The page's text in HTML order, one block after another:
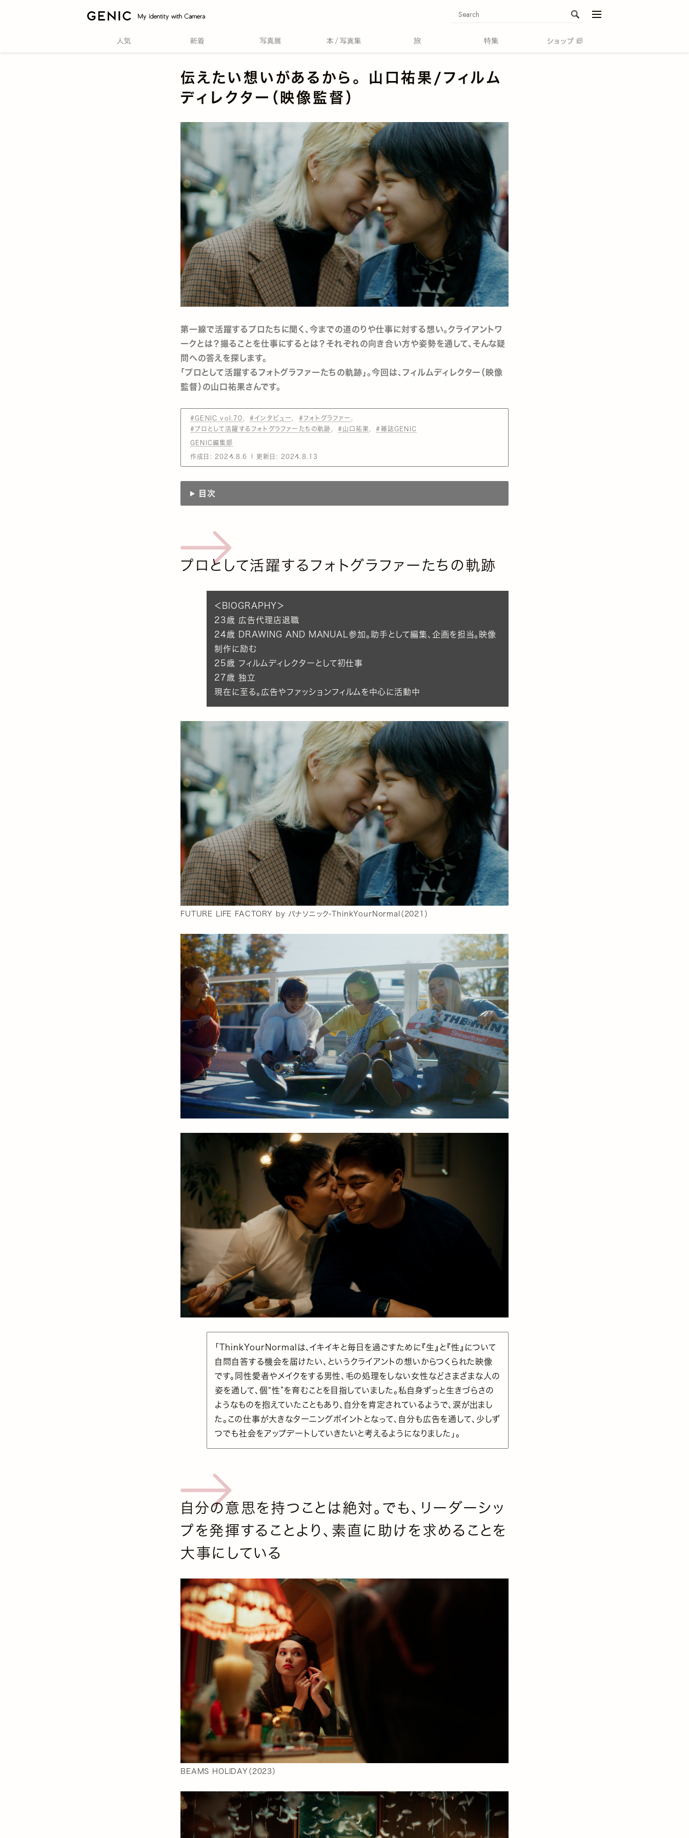
伝えたい想いがあるから。 山口祐果/フィルム
ディレクター（映像監督）
第一線で活躍するプロたちに聞く、今までの道のりや仕事に対する想い。クライアントワ
ークとは？撮ることを仕事にするとは？それぞれの向き合い方や姿勢を通して、そんな疑
問への答えを探します。
「プロとして活躍するフォトグラファーたちの軌跡」。今回は、フィルムディレクター（映像
監督）の山口祐果さんです。
#GENIC vol.70 #インタビュー
#フォトグラファー
#プロとして活躍するフォトグラファーたちの軌跡
#山口祐果 #雑誌GENIC
GENIC編集部
作成日: 2024.8.6 更新日: 2024.8.13
目次
プロとして活躍するフォトグラファーたちの軌跡
＜BIOGRAPHY＞
23歳 広告代理店退職
24歳 DRAWING AND MANUAL参加。助手として編集、企画を担当。映像
制作に励む
25歳 フィルムディレクターとして初仕事
27歳 独立
現在に至る。広告やファッションフィルムを中心に活動中
FUTURE LIFE FACTORY by パナソニック-ThinkYourNormal（2021）
「ThinkYourNormalは、イキイキと毎日を過ごすために『生』と『性』について
自問自答する機会を届けたい、というクライアントの想いからつくられた映像
です。同性愛者やメイクをする男性、毛の処理をしない女性などさまざまな人の
姿を通して、個“性”を育むことを目指していました。私自身ずっと生きづらさの
ようなものを抱えていたこともあり、自分を肯定されているようで、涙が出まし
た。この仕事が大きなターニングポイントとなって、自分も広告を通して、少しず
つでも社会をアップデートしていきたいと考えるようになりました」。
自分の意思を持つことは絶対。でも、リーダーシッ
プを発揮することより、素直に助けを求めることを
大事にしている
BEAMS HOLIDAY（2023）